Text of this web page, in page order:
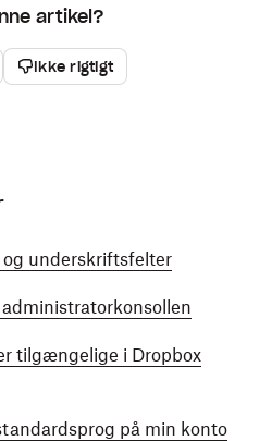
artikel?
Ikke rigtigt
underskriftsfelter
tilgængelige i Dropbox
på min konto